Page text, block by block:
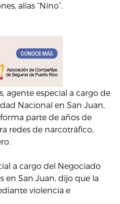
alias “Nino”.
agente especial a cargo de
Nacional en San Juan,
parte de años de
redes de narcotráfico,
a cargo del Negociado
en San Juan, dijo que la
violencia e